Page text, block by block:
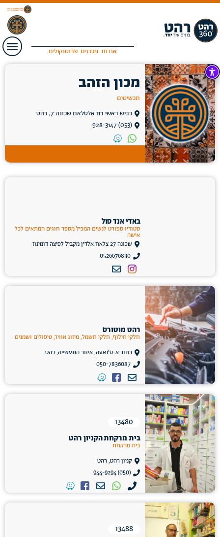
אודות מכרזים פרוטוקולים
מכון הזהב
תכשיטים
כביש ראשי רח אלסלאם שכונה 7, רהט
(053) 928-3147
באדי אנד סול
סטודיו ספורט לנשים המכיל מספר חוגים המתאים לכל
אישה
שכונה 27 צלאח אלדין מקביל לפיצה דומינוז
0526676830
רהט מוטורס
חלקי חילוף, חלקי חשמל, מיזוג אוויר, טיפולים ושמנים
רחוב א-ס'נאעה, איזור התעשייה, רהט
050-7836087
13480
בית מרקחת הקניון רהט
בית מרקחת
קניון רהט, רהט
(050) 944-9294
13488